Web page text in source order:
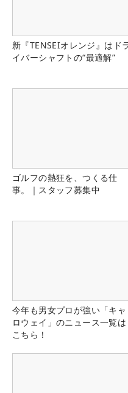
新『TENSEIオレンジ』はド
イバーシャフトの“最適解”
ゴルフの熱狂を、つくる仕
事。｜スタッフ募集中
今年も男女プロが強い「キャ
ロウェイ」のニュース一覧は
こちら！